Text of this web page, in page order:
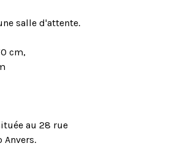
salle d'attente.
cm,
au 28 rue
Anvers.